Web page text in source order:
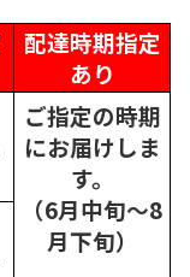
配達時期指定
あり
ご指定の時期
にお届けしま
す。
（6月中旬～8
月下旬）